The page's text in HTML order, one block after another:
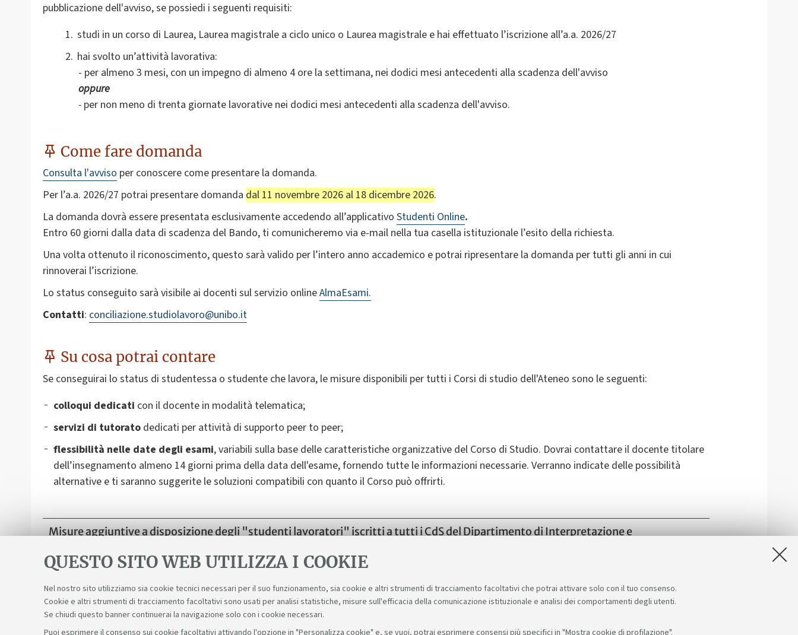
QUESTO SITO WEB UTILIZZA I COOKIE
Nel nostro sito utilizziamo sia cookie tecnici necessari per il suo funzionamento, sia cookie e altri strumenti di tracciamento facoltativi che potrai attivare solo con il tuo consenso.
Cookie e altri strumenti di tracciamento facoltativi sono usati per analisi statistiche, misure sull'efficacia della comunicazione istituzionale e analisi dei comportamenti degli utenti.
Se chiudi questo banner continuerai la navigazione solo con i cookie necessari.
Puoi esprimere il consenso sui cookie facoltativi attivando l'opzione in "Personalizza cookie" e, se vuoi, potrai esprimere consensi più specifici in "Mostra cookie di profilazione".
pubblicazione dell'avviso, se possiedi i seguenti requisiti:
studi in un corso di Laurea, Laurea magistrale a ciclo unico o Laurea magistrale e hai effettuato l’iscrizione all’a.a. 2026/27
hai svolto un’attività lavorativa:
- per almeno 3 mesi, con un impegno di almeno 4 ore la settimana, nei dodici mesi antecedenti alla scadenza dell'avviso
oppure
- per non meno di trenta giornate lavorative nei dodici mesi antecedenti alla scadenza dell'avviso.
Come fare domanda
Consulta l'avviso per conoscere come presentare la domanda.
Per l’a.a. 2026/27 potrai presentare domanda dal 11 novembre 2026 al 18 dicembre 2026.
La domanda dovrà essere presentata esclusivamente accedendo all’applicativo Studenti Online.
Entro 60 giorni dalla data di scadenza del Bando, ti comunicheremo via e-mail nella tua casella istituzionale l’esito della richiesta.
Una volta ottenuto il riconoscimento, questo sarà valido per l’intero anno accademico e potrai ripresentare la domanda per tutti gli anni in cui
rinnoverai l’iscrizione.
Lo status conseguito sarà visibile ai docenti sul servizio onlineAlmaEsami.
Contatti: conciliazione.studiolavoro@unibo.it
Su cosa potrai contare
Se conseguirai lo status di studentessa o studente che lavora, le misure disponibili per tutti i Corsi di studio dell'Ateneo sono le seguenti:
colloqui dedicati con il docente in modalità telematica;
servizi di tutorato dedicati per attività di supporto peer to peer;
flessibilità nelle date degli esami,variabili sulla base delle caratteristiche organizzative del Corso di Studio. Dovrai contattare il docente titolare
dell’insegnamento almeno 14 giorni prima della data dell'esame, fornendo tutte le informazioni necessarie. Verranno indicate delle possibilità
alternative e ti saranno suggerite le soluzioni compatibili con quanto il Corso può offrirti.
Misure aggiuntive a disposizione degli "studenti lavoratori" iscritti a tutti i CdS del Dipartimento di Interpretazione e